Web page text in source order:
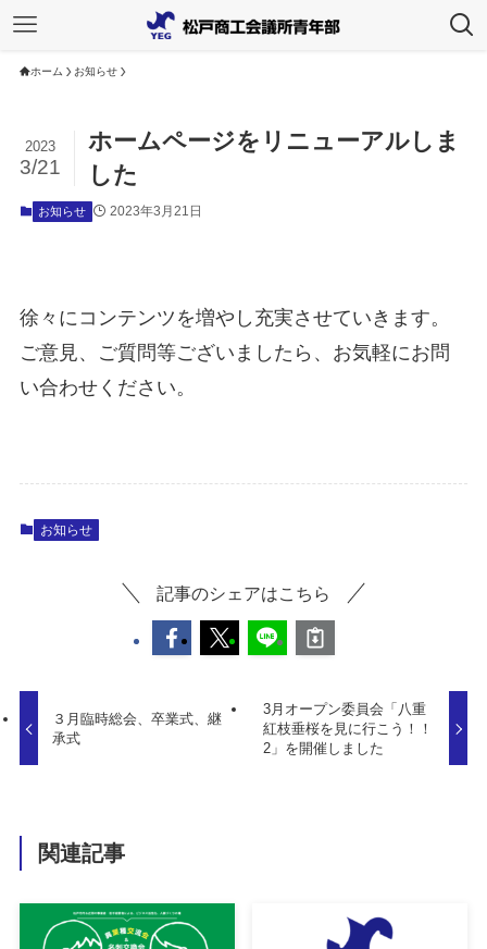
ホーム お知らせ
ホームページをリニューアルしま
した
2023
3/21
お知らせ 2023年3月21日
徐々にコンテンツを増やし充実させていきます。
ご意見、ご質問等ございましたら、お気軽にお問
い合わせください。
お知らせ
記事のシェアはこちら
３月臨時総会、卒業式、継
承式
3月オープン委員会「八重
紅枝垂桜を見に行こう！！
2」を開催しました
関連記事